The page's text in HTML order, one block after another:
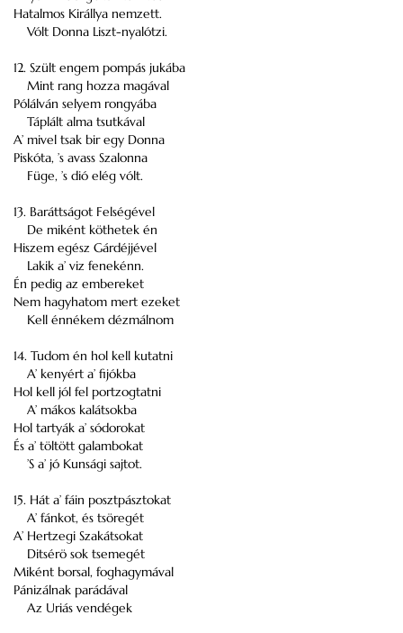
Hatalmos Királlya nemzett.
Vólt Donna Liszt-nyalótzi.
12. Szült engem pompás jukába
Mint rang hozza magával
Pólálván selyem rongyába
Táplált alma tsutkával
A’ mivel tsak bir egy Donna
Piskóta, ’s avass Szalonna
Füge, ’s dió elég vólt.
13. Baráttságot Felségével
De miként köthetek én
Hiszem egész Gárdéjjével
Lakik a’ viz fenekénn.
Én pedig az embereket
Nem hagyhatom mert ezeket
Kell énnékem dézmálnom
14. Tudom én hol kell kutatni
A’ kenyért a’ fijókba
Hol kell jól fel portzogtatni
A’ mákos kalátsokba
Hol tartyák a’ sódorokat
És a’ töltött galambokat
’S a’ jó Kunsági sajtot.
15. Hát a’ fáin posztpásztokat
A’ fánkot, és tsöregét
A’ Hertzegi Szakátsokat
Ditsérö sok tsemegét
Miként borsal, foghagymával
Pánizálnak parádával
Az Uriás vendégek